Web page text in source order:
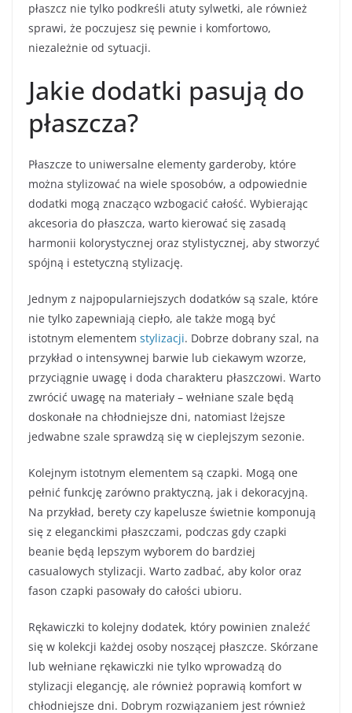
płaszcz nie tylko podkreśli atuty sylwetki, ale również
sprawi, że poczujesz się pewnie i komfortowo,
niezależnie od sytuacji.
Jakie dodatki pasują do
płaszcza?
Płaszcze to uniwersalne elementy garderoby, które
można stylizować na wiele sposobów, a odpowiednie
dodatki mogą znacząco wzbogacić całość. Wybierając
akcesoria do płaszcza, warto kierować się zasadą
harmonii kolorystycznej oraz stylistycznej, aby stworzyć
spójną i estetyczną stylizację.
Jednym z najpopularniejszych dodatków są szale, które
nie tylko zapewniają ciepło, ale także mogą być
istotnym elementem stylizacji. Dobrze dobrany szal, na
przykład o intensywnej barwie lub ciekawym wzorze,
przyciągnie uwagę i doda charakteru płaszczowi. Warto
zwrócić uwagę na materiały – wełniane szale będą
doskonałe na chłodniejsze dni, natomiast lżejsze
jedwabne szale sprawdzą się w cieplejszym sezonie.
Kolejnym istotnym elementem są czapki. Mogą one
pełnić funkcję zarówno praktyczną, jak i dekoracyjną.
Na przykład, berety czy kapelusze świetnie komponują
się z eleganckimi płaszczami, podczas gdy czapki
beanie będą lepszym wyborem do bardziej
casualowych stylizacji. Warto zadbać, aby kolor oraz
fason czapki pasowały do całości ubioru.
Rękawiczki to kolejny dodatek, który powinien znaleźć
się w kolekcji każdej osoby noszącej płaszcze. Skórzane
lub wełniane rękawiczki nie tylko wprowadzą do
stylizacji elegancję, ale również poprawią komfort w
chłodniejsze dni. Dobrym rozwiązaniem jest również